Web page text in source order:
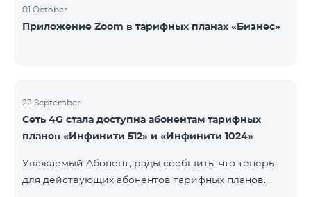
01 October
Приложение Zoom в тарифных планах «Бизнес»
22 September
Сеть 4G стала доступна абонентам тарифных
планов «Инфинити 512» и «Инфинити 1024»
Уважаемый Абонент, рады сообщить, что теперь
для действующих абонентов тарифных планов